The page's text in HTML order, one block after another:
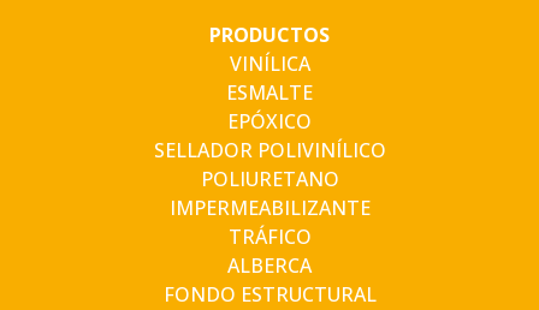
PRODUCTOS
VINÍLICA
ESMALTE
EPÓXICO
SELLADOR POLIVINÍLICO
POLIURETANO
IMPERMEABILIZANTE
TRÁFICO
ALBERCA
FONDO ESTRUCTURAL